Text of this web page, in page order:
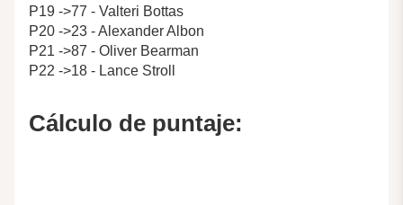
P19 ->77 - Valteri Bottas
P20 ->23 - Alexander Albon
P21 ->87 - Oliver Bearman
P22 ->18 - Lance Stroll
Cálculo de puntaje: